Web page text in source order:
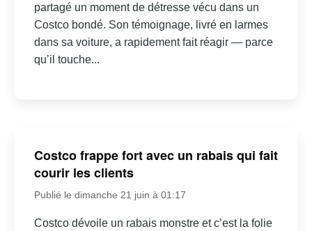
partagé un moment de détresse vécu dans un
Costco bondé. Son témoignage, livré en larmes
dans sa voiture, a rapidement fait réagir — parce
qu’il touche...
Costco frappe fort avec un rabais qui fait
courir les clients
Publié le dimanche 21 juin à 01:17
Costco dévoile un rabais monstre et c’est la folie